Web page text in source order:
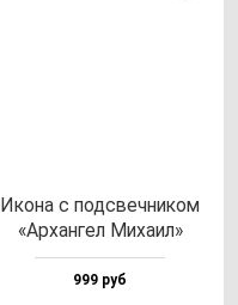
Ико­на с под­свеч­ни­ком
«Архан­гел Миха­ил»
999 руб